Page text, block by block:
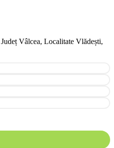
Vâlcea, Localitate Vlădești,